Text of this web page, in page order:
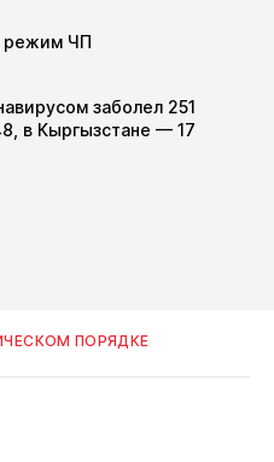
режим ЧП
заболел 251
в Кыргызстане — 17
ПОРЯДКЕ